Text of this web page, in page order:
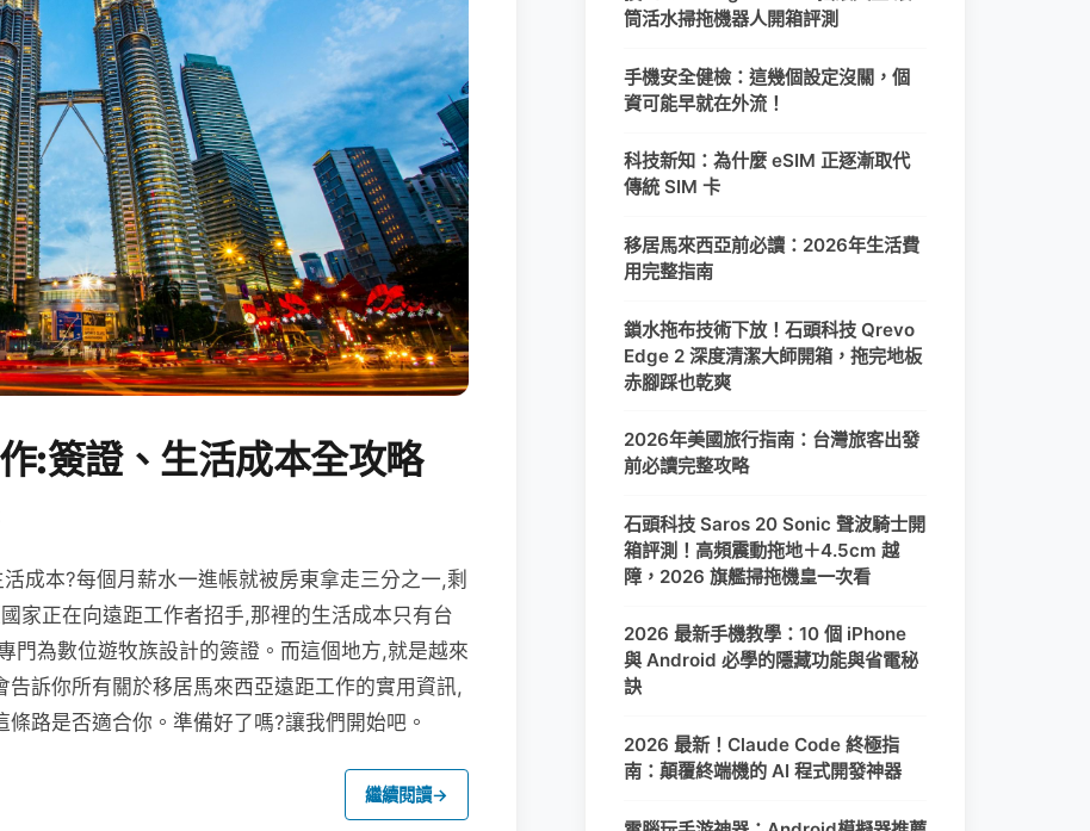
:簽證、生活成本全攻略
成本?每個月薪水一進帳就被房東拿走三分之一,剩
家正在向遠距工作者招手,那裡的生活成本只有台
門為數位遊牧族設計的簽證。而這個地方,就是越來
訴你所有關於移居馬來西亞遠距工作的實用資訊,
路是否適合你。準備好了嗎?讓我們開始吧。
繼續閱讀→
筒活水掃拖機器人開箱評測
手機安全健檢：這幾個設定沒關，個
資可能早就在外流！
科技新知：為什麼 eSIM 正逐漸取代
傳統 SIM 卡
移居馬來西亞前必讀：2026年生活費
用完整指南
鎖水拖布技術下放！石頭科技 Qrevo
Edge 2 深度清潔大師開箱，拖完地板
赤腳踩也乾爽
2026年美國旅行指南：台灣旅客出發
前必讀完整攻略
石頭科技 Saros 20 Sonic 聲波騎士開
箱評測！高頻震動拖地＋4.5cm 越
障，2026 旗艦掃拖機皇一次看
2026 最新手機教學：10 個 iPhone
與 Android 必學的隱藏功能與省電秘
訣
2026 最新！Claude Code 終極指
南：顛覆終端機的 AI 程式開發神器